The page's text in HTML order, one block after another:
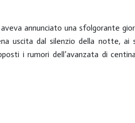
annunciato una sfolgorante
uscita dal silenzio della notte, ai
i rumori dell’avanzata di